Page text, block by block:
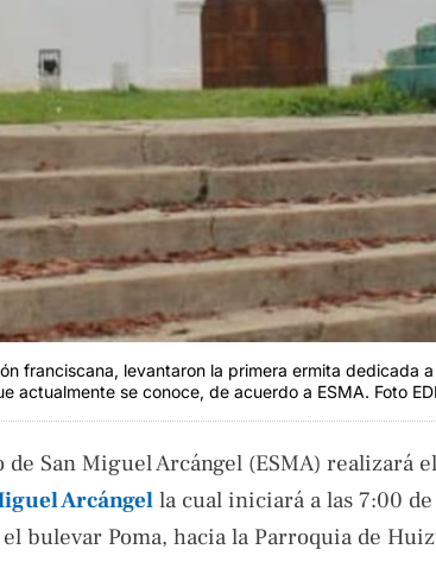
franciscana, levantaron la primera ermita dedicada
actualmente se conoce, de acuerdo a ESMA. Foto
San Miguel Arcángel (ESMA) realizará
Arcángel la cual iniciará a las 7:00
bulevar Poma, hacia la Parroquia de